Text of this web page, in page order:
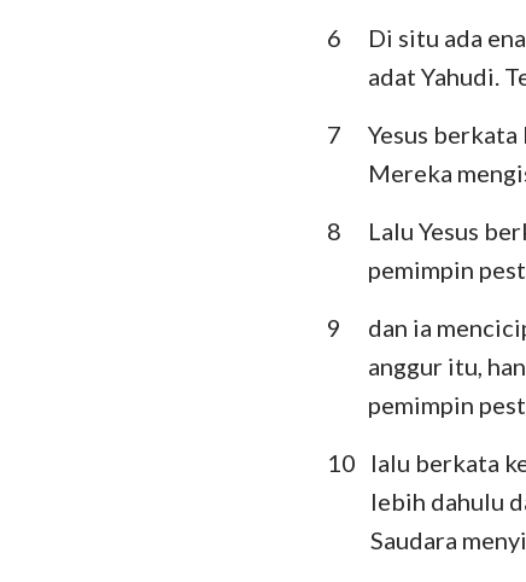
Ester
Mazmur
Pengkhotbah
Yoel
Obaja
Mikha
Habakuk
6
Di situ ada
adat Yahudi.
7
Yesus berkata
Mereka
8
Lalu Yesus
pemimpin
9
dan ia
anggur itu,
pemimpin
10
lalu berkata
lebih dahulu
Saudara